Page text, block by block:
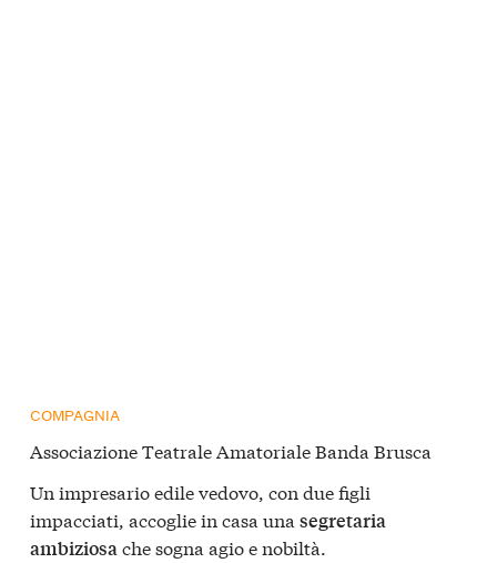
COMPAGNIA
Associazione Teatrale Amatoriale Banda Brusca
Un impresario edile vedovo, con due figli
impacciati, accoglie in casa una segretaria
ambiziosache sogna agio e nobiltà.